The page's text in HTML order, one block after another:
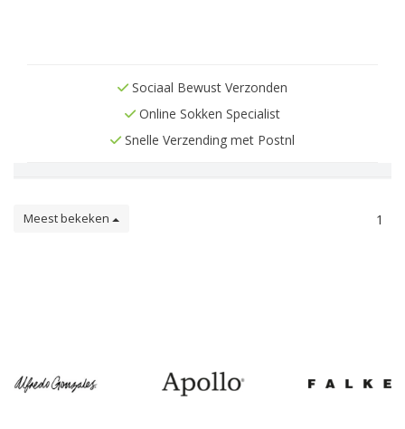
Sociaal Bewust Verzonden
Online Sokken Specialist
Snelle Verzending met Postnl
Meest bekeken 1